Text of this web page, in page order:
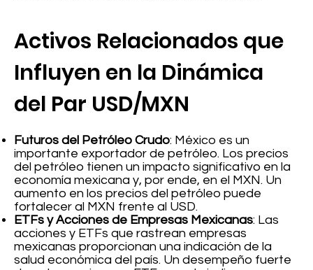
Activos Relacionados que
Influyen en la Dinámica
del Par USD/MXN
Futuros del Petróleo Crudo: México es un
importante exportador de petróleo. Los precios
del petróleo tienen un impacto significativo en la
economía mexicana y, por ende, en el MXN. Un
aumento en los precios del petróleo puede
fortalecer al MXN frente al USD.
ETFs y Acciones de Empresas Mexicanas: Las
acciones y ETFs que rastrean empresas
mexicanas proporcionan una indicación de la
salud económica del país. Un desempeño fuerte